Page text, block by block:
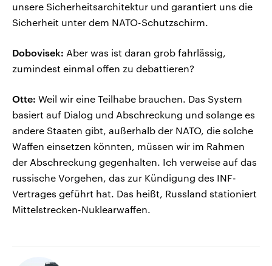
unsere Sicherheitsarchitektur und garantiert uns die
Sicherheit unter dem NATO-Schutzschirm.
Dobovisek: Aber was ist daran grob fahrlässig,
zumindest einmal offen zu debattieren?
Otte: Weil wir eine Teilhabe brauchen. Das System
basiert auf Dialog und Abschreckung und solange es
andere Staaten gibt, außerhalb der NATO, die solche
Waffen einsetzen könnten, müssen wir im Rahmen
der Abschreckung gegenhalten. Ich verweise auf das
russische Vorgehen, das zur Kündigung des INF-
Vertrages geführt hat. Das heißt, Russland stationiert
Mittelstrecken-Nuklearwaffen.